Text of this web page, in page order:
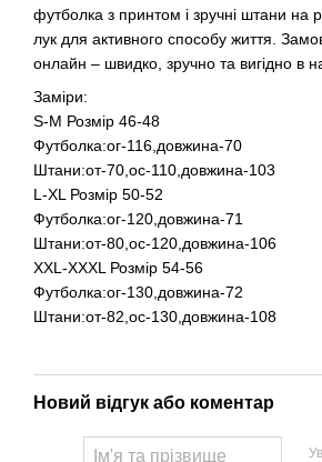
футболка з принтом і зручні штани на
лук для активного способу життя.
онлайн – швидко, зручно та вигідно в
Заміри:
S-M Розмір 46-48
Футболка:ог-116,довжина-70
Штани:от-70,ос-110,довжина-103
L-XL Розмір 50-52
Футболка:ог-120,довжина-71
Штани:от-80,ос-120,довжина-106
XXL-XXXL Розмір 54-56
Футболка:ог-130,довжина-72
Штани:от-82,ос-130,довжина-108
Новий відгук або коментар